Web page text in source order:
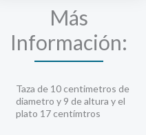
Más
Información:
Taza de 10 centimetros de
diametro y 9 de altura y el
plato 17 centímtros